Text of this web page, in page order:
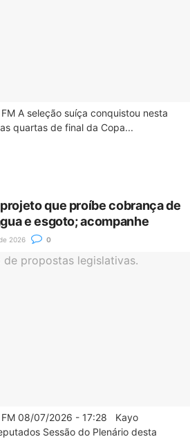
A seleção suíça conquistou nesta
quartas de final da Copa...
que proíbe cobrança de
e esgoto; acompanhe
2026 0
FM 08/07/2026 - 17:28 Kayo
Sessão do Plenário desta